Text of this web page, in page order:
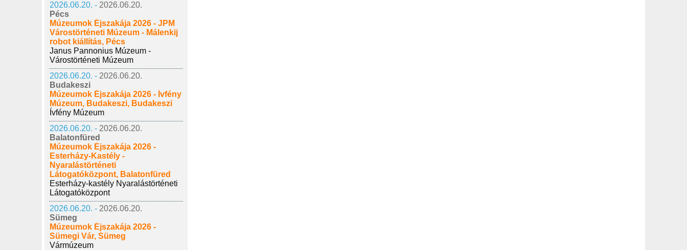
2026.06.20. - 2026.06.20.
Pécs
Múzeumok Éjszakája 2026 - JPM
Várostörténeti Múzeum - Málenkij
robot kiállítás, Pécs
Janus Pannonius Múzeum -
Várostörténeti Múzeum
2026.06.20. - 2026.06.20.
Budakeszi
Múzeumok Éjszakája 2026 - Ívfény
Múzeum, Budakeszi, Budakeszi
Ívfény Múzeum
2026.06.20. - 2026.06.20.
Balatonfüred
Múzeumok Éjszakája 2026 -
Esterházy-Kastély -
Nyaralástörténeti
Látogatóközpont, Balatonfüred
Esterházy-kastély Nyaralástörténeti
Látogatóközpont
2026.06.20. - 2026.06.20.
Sümeg
Múzeumok Éjszakája 2026 -
Sümegi Vár, Sümeg
Vármúzeum